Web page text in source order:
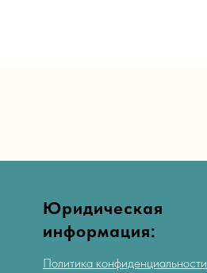
Юридическая
информация:
Политика конфиденциальности